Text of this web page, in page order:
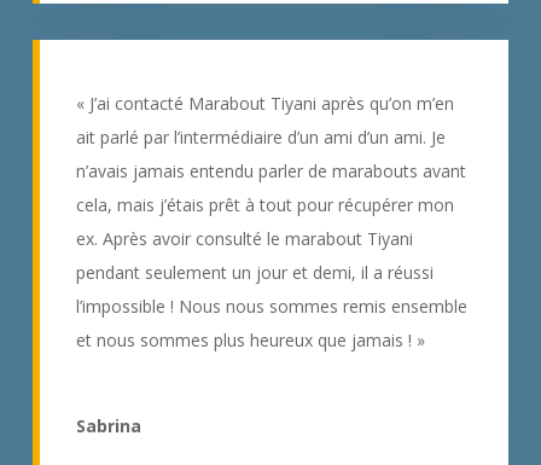
« J’ai contacté Marabout Tiyani après qu’on m’en
ait parlé par l’intermédiaire d’un ami d’un ami. Je
n’avais jamais entendu parler de marabouts avant
cela, mais j’étais prêt à tout pour récupérer mon
ex. Après avoir consulté le marabout Tiyani
pendant seulement un jour et demi, il a réussi
l’impossible ! Nous nous sommes remis ensemble
et nous sommes plus heureux que jamais ! »
Sabrina